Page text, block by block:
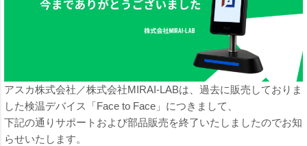
アスカ株式会社／株式会社MIRAI-LABは、過去に販売しておりま
した検温デバイス「Face to Face」につきまして、
下記の通りサポートおよび部品販売を終了いたしましたのでお知
らせいたします。